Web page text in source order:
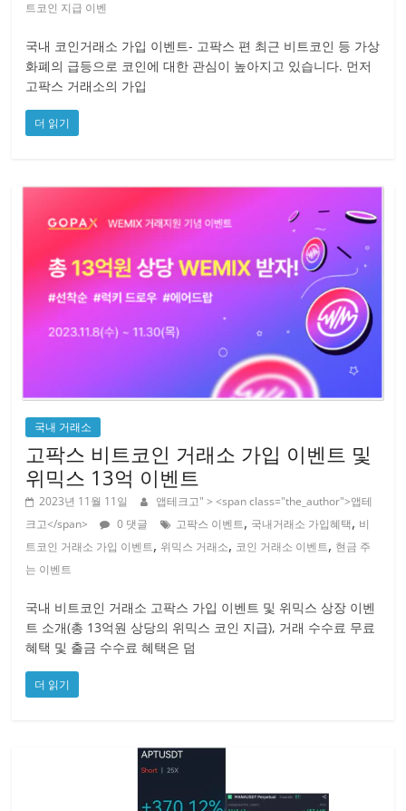
트코인 지급 이벤
국내 코인거래소 가입 이벤트- 고팍스 편 최근 비트코인 등 가상
화폐의 급등으로 코인에 대한 관심이 높아지고 있습니다. 먼저
고팍스 거래소의 가입
더 읽기
국내 거래소
고팍스 비트코인 거래소 가입 이벤트 및
위믹스 13억 이벤트
2023년 11월 11일 앱테크고" > <span class="the_author">앱테
크고</span>
0 댓글 고팍스 이벤트, 국내거래소 가입혜택, 비
트코인 거래소 가입 이벤트, 위믹스 거래소, 코인 거래소 이벤트, 현금 주
는 이벤트
국내 비트코인 거래소 고팍스 가입 이벤트 및 위믹스 상장 이벤
트 소개(총 13억원 상당의 위믹스 코인 지급), 거래 수수료 무료
혜택 및 출금 수수료 혜택은 덤
더 읽기